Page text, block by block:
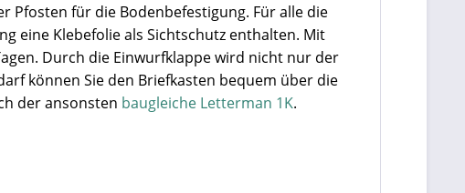
Pfosten für die Bodenbefestigung. Für alle die
eine Klebefolie als Sichtschutz enthalten. Mit
Durch die Einwurfklappe wird nicht nur der
können Sie den Briefkasten bequem über die
der ansonsten baugleiche Letterman 1K.